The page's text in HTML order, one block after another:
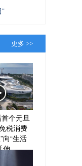
更多 >>
个元旦
税消费
向“生活
伸